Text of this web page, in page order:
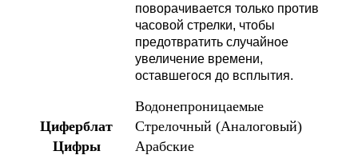
поворачивается только против
часовой стрелки, чтобы
предотвратить случайное
увеличение времени,
оставшегося до всплытия.
Водонепроницаемые
Циферблат
Стрелочный (Аналоговый)
Цифры
Арабские